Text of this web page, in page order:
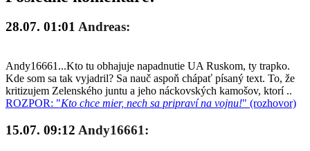
28.07. 01:01 Andreas:
Andy16661...Kto tu obhajuje napadnutie UA Ruskom, ty trapko.
Kde som sa tak vyjadril? Sa nauč aspoň chápať písaný text. To, že
kritizujem Zelenského juntu a jeho náckovských kamošov, ktorí ..
ROZPOR: "Kto chce mier, nech sa pripraví na vojnu!" (rozhovor)
15.07. 09:12 Andy16661: